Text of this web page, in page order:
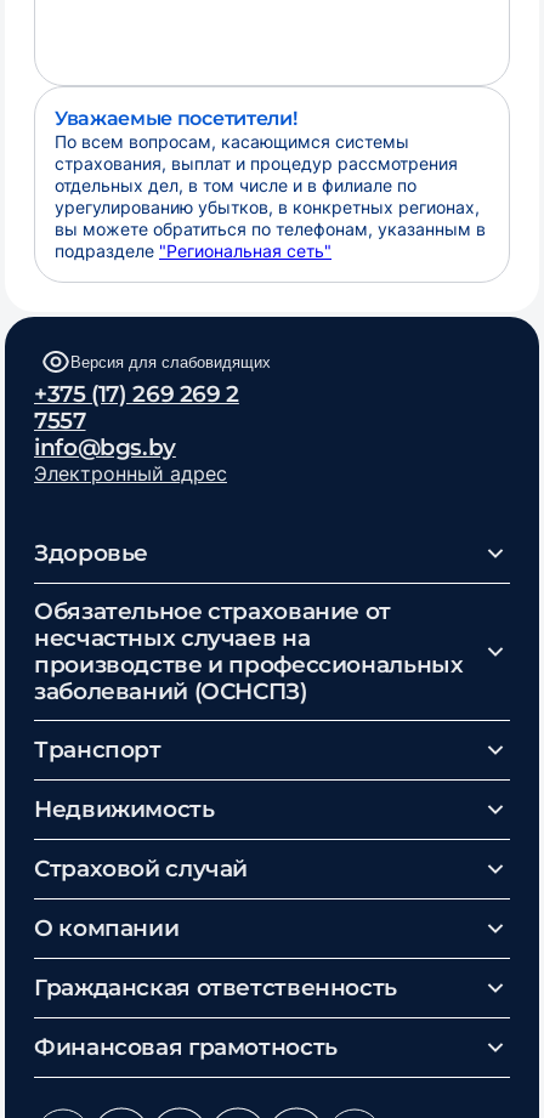
Уважаемые посетители!
По всем вопросам, касающимся системы
страхования, выплат и процедур рассмотрения
отдельных дел, в том числе и в филиале по
урегулированию убытков, в конкретных регионах,
вы можете обратиться по телефонам, указанным в
подразделе "Региональная сеть"
Версия для слабовидящих
+375 (17) 269 269 2
7557
info@bgs.by
Электронный адрес
Здоровье
Обязательное страхование от
несчастных случаев на
производстве и профессиональных
заболеваний (ОСНСПЗ)
Транспорт
Недвижимость
Страховой случай
О компании
Гражданская ответственность
Финансовая грамотность